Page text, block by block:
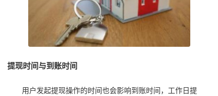
提现时间与到账时间
用户发起提现操作的时间也会影响到账时间，工作日提